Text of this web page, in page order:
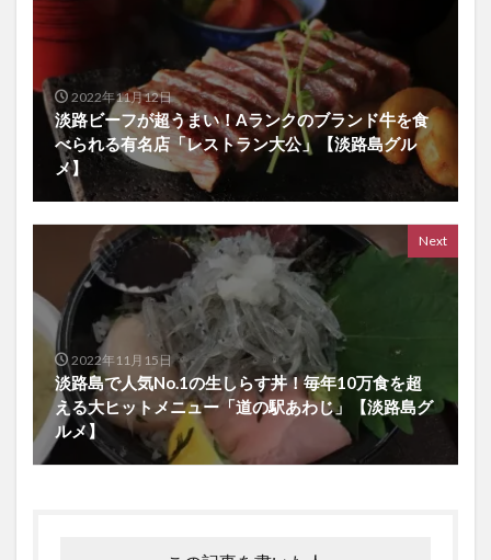
2022年11月12日
淡路ビーフが超うまい！Aランクのブランド牛を食
べられる有名店「レストラン大公」【淡路島グル
メ】
Next
2022年11月15日
淡路島で人気No.1の生しらす丼！毎年10万食を超
える大ヒットメニュー「道の駅あわじ」【淡路島グ
ルメ】